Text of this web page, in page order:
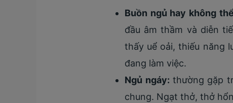
Buồn ngủ hay không
đầu âm thầm và diễn
thấy uể oải, thiếu năng
đang làm việc.
Ngủ ngáy: thường gặp
chung. Ngạt thở, thở